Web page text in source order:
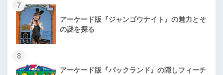
7
アーケード版『ジャンゴウナイト』の魅力とそ
の謎を探る
8
アーケード版『パックランド』の隠しフィーチ